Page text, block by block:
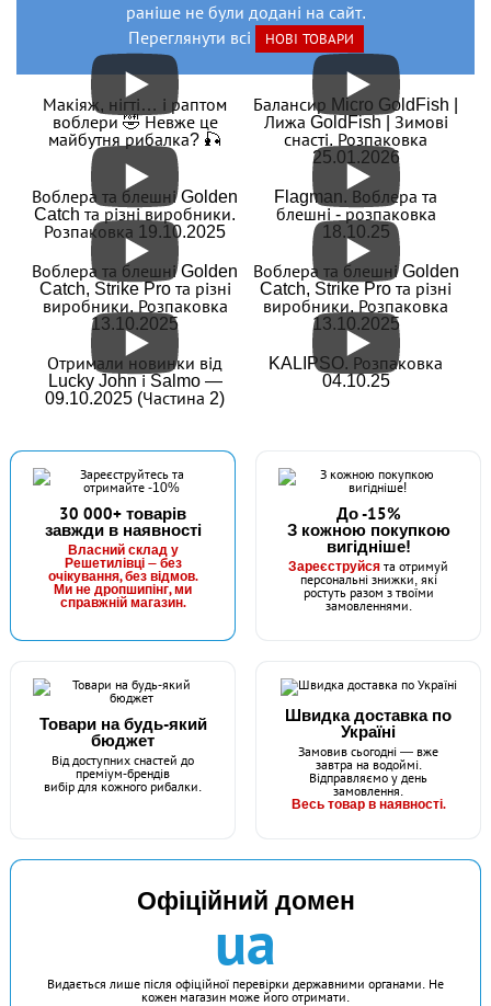
раніше не були додані на сайт.
Переглянути всі
НОВІ ТОВАРИ
Макіяж, нігті… і раптом
воблери 🤣 Невже це
майбутня рибалка? 🎣
Балансир Micro GoldFish |
Лижа GoldFish | Зимові
снасті. Розпаковка
25.01.2026
Воблера та блешні Golden
Catch та різні виробники.
Розпаковка 19.10.2025
Flagman. Воблера та
блешні - розпаковка
18.10.25
Воблера та блешні Golden
Catch, Strike Pro та різні
виробники. Розпаковка
13.10.2025
Воблера та блешні Golden
Catch, Strike Pro та різні
виробники. Розпаковка
13.10.2025
Отримали новинки від
Lucky John і Salmo —
09.10.2025 (Частина 2)
KALIPSO. Розпаковка
04.10.25
30 000+ товарів
завжди в наявності
Власний склад у
Решетилівці — без
очікування, без відмов.
Ми не дропшипінг, ми
справжній магазин.
До -15%
З кожною покупкою
вигідніше!
Зареєструйся та отримуй
персональні знижки, які
ростуть разом з твоїми
замовленнями.
Товари на будь-який
бюджет
Від доступних снастей до
преміум-брендів
вибір для кожного рибалки.
Швидка доставка по
Україні
Замовив сьогодні — вже
завтра на водоймі.
Відправляємо у день
замовлення.
Весь товар в наявності.
Офіційний домен
ua
Видається лише після офіційної перевірки державними органами. Не
кожен магазин може його отримати.